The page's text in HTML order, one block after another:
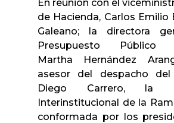
En reunión con el
de Hacienda, Carlos Emilio
Galeano; la directora
Presupuesto Público
Martha Hernández
asesor del despacho del
Diego Carrero, la
Interinstitucional de la
conformada por los